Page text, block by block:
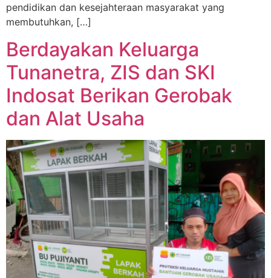
pendidikan dan kesejahteraan masyarakat yang
membutuhkan, […]
Berdayakan Keluarga
Tunanetra, ZIS dan SKI
Indosat Berikan Gerobak
dan Alat Usaha